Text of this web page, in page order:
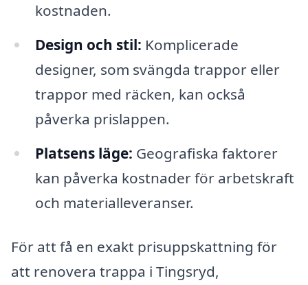
kostnaden.
Design och stil: Komplicerade
designer, som svängda trappor eller
trappor med räcken, kan också
påverka prislappen.
Platsens läge: Geografiska faktorer
kan påverka kostnader för arbetskraft
och materialleveranser.
För att få en exakt prisuppskattning för
att renovera trappa i Tingsryd,